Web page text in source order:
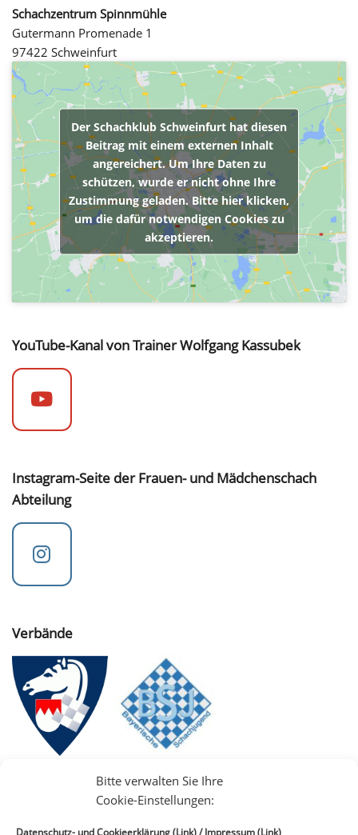
Bitte verwalten Sie Ihre
Cookie-Einstellungen:
Datenschutz- und Cookieerklärung (Link)/Impressum (Link)
Schachzentrum Spinnmühle
Gutermann Promenade 1
97422 Schweinfurt
Der Schachklub Schweinfurt hat diesen
Beitrag mit einem externen Inhalt
angereichert. Um Ihre Daten zu
schützen, wurde er nicht ohne Ihre
Zustimmung geladen. Bitte hier klicken,
um die dafür notwendigen Cookies zu
akzeptieren.
YouTube-Kanal von Trainer Wolfgang Kassubek
Instagram-Seite der Frauen- und Mädchenschach
Abteilung
Verbände